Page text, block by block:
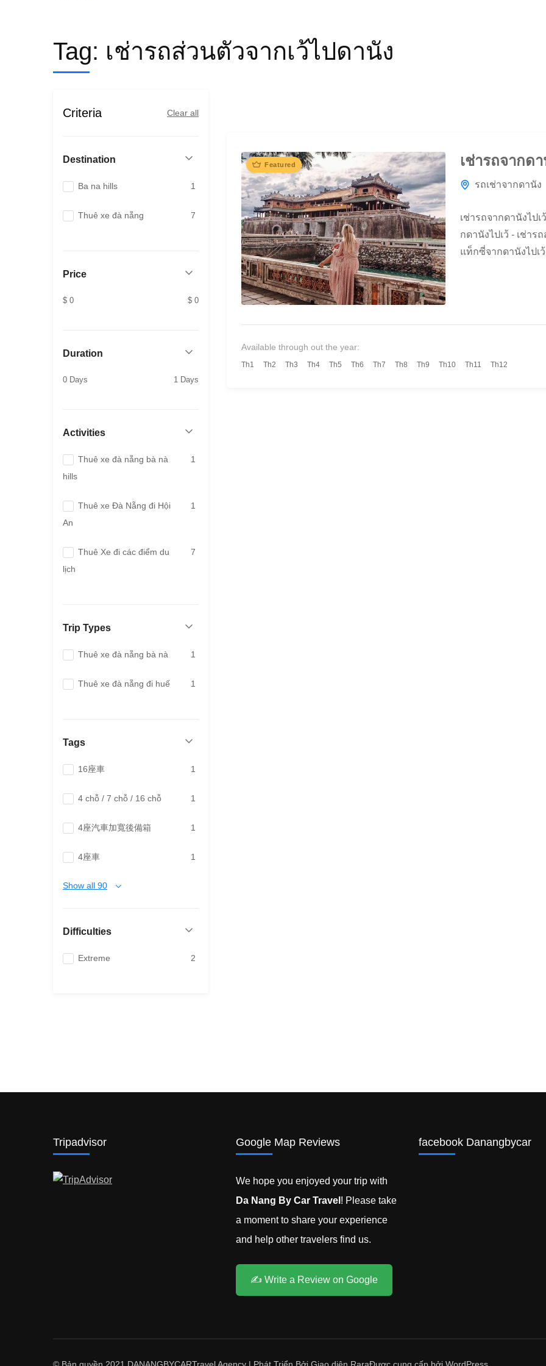
Tag: เช่ารถส่วนตัวจากเว้ไปดานัง
Criteria Clear all
Destination
Ba na hills 1
Thuê xe đà nẵng 7
Price
$ 0 $ 0
Duration
0 Days 1 Days
Activities
Thuê xe đà nẵng bà nà
hills
1
Thuê xe Đà Nẵng đi Hội
An
1
Thuê Xe đi các điểm du
lịch
7
Trip Types
Thuê xe đà nẵng bà nà 1
Thuê xe đà nẵng đi huế 1
Tags
16座車 1
4 chỗ / 7 chỗ / 16 chỗ 1
4座汽車加寬後備箱 1
4座車 1
Show all 90
Difficulties
Extreme 2
Featured เช่ารถจากด
รถเช่าจากดานัง
เช่ารถจากดานังไปเ
กดานังไปเว้ - เช่าร
แท็กซี่จากดานังไปเ
Available through out the year:
Th1 Th2 Th3 Th4 Th5 Th6 Th7 Th8 Th9 Th10 Th11 Th12
Tripadvisor Google Map Reviews
We hope you enjoyed your trip with
Da Nang By Car Travel ! Please take
a moment to share your experience
and help other travelers find us.
✍️ Write a Review on Google
facebook Danangbycar